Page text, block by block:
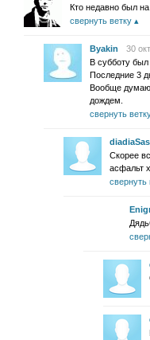
Кто недавно был
свернуть ветку
Byakin
30
В субботу
Последние 3
Вообще
дождем.
свернуть
Скорее
асфальт
свернуть